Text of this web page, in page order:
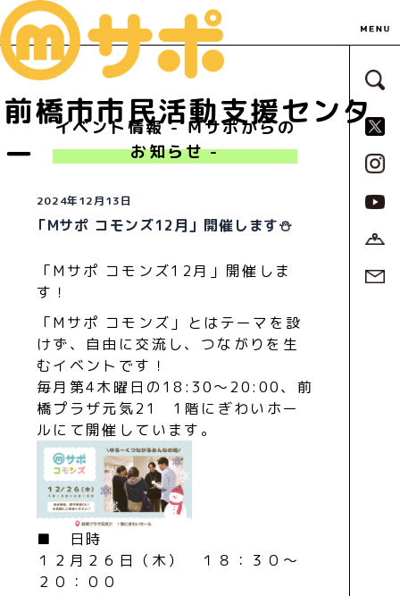
前橋市市民活動支援センタ
ー
サ
イベント情報 - Ｍサポからの
お知らせ -
2024年12月13日
「Mサポ コモンズ12月」開催します⛄
「Mサポ コモンズ12月」開催しま
す！
「Mサポ コモンズ」とはテーマを設
けず、自由に交流し、つながりを生
むイベントです！
毎月第4木曜日の18:30～20:00、前
橋プラザ元気21 1階にぎわいホー
ルにて開催しています。
■ 日時
１２月２６日（木） １８：３０～
２０：００